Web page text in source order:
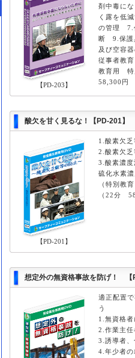
【PD-203】
剤中毒に
く露を低
の管理 7.
断 9.保護
及び空容
従事者教
教育用
58,300円
酸欠を甘く見るな！ 【PD-201】
【PD-201】
1.酸素欠
2.酸素欠
3.酸素濃
硫化水素
（特別教
（22分
想定外の無資格事故を防げ！ 【
適正配置
う
1.無資格
2.作業主任
3.誘導者
4.年少者